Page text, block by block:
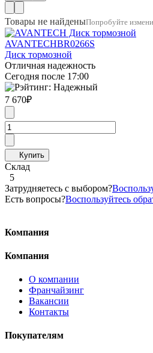
Товары не найденыПопробуйте
AVANTECHBR0266S
Диск тормозной
Отличная надежность
Сегодня после 17:00
7 670₽
Склад
5
Затрудняетесь с выбором?
Есть вопросы?Воспользуйтесь
Компания
Компания
О компании
Франчайзинг
Вакансии
Контакты
Покупателям